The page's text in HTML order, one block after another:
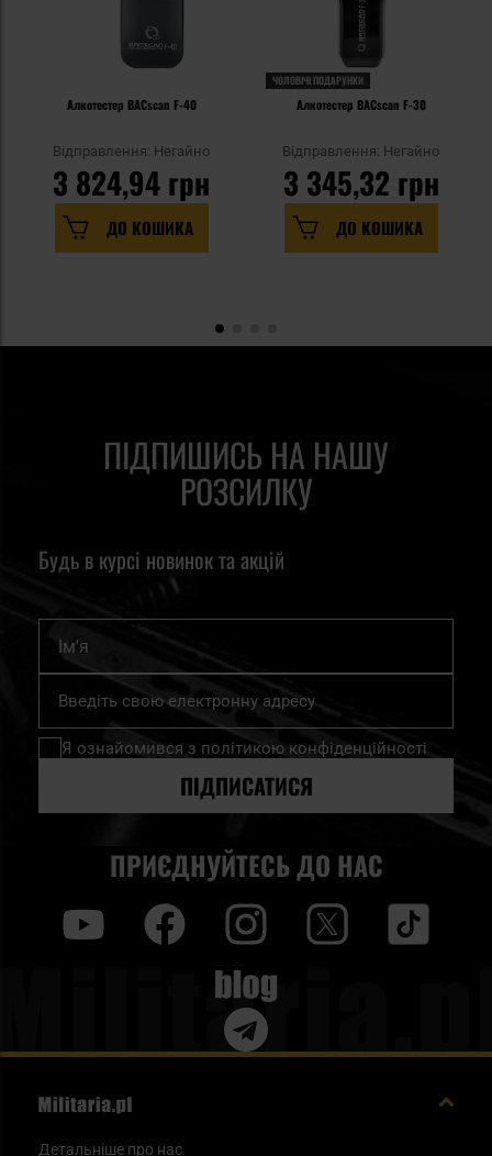
Алкотестер BACscan F-40
Відправлення: Негайно
3 824,94 грн
ДО КОШИКА
ЧОЛОВІЧІ ПОДАРУНКИ
Алкотестер BACscan F-30
Відправлення: Негайно
3 345,32 грн
ДО КОШИКА
ПІДПИШИСЬ НА НАШУ
РОЗСИЛКУ
Будь в курсі новинок та акцій
Підпишіться
нашу
розсилку
Я ознайомився з політикою конфіденційності
ПІДПИСАТИСЯ
ПРИЄДНУЙТЕСЬ ДО НАС
Blog
Детальніше про нас